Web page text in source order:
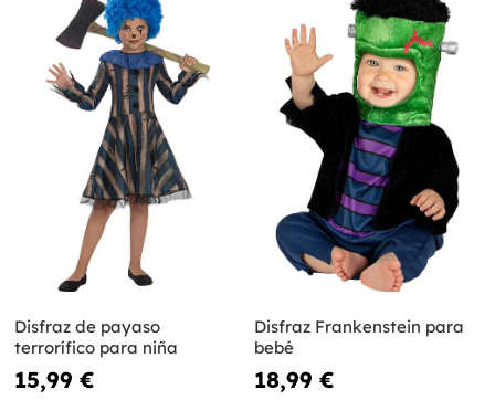
Disfraz de payaso
terrorífico para niña
15,99 €
Disfraz Frankenstein para
bebé
18,99 €